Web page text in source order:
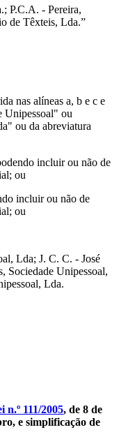
P.C.A. - Pereira,
de Têxteis, Lda.”
nas alíneas a, b e c e
Unipessoal" ou
ou da abreviatura
incluir ou não de
ou
incluir ou não de
ou
Lda; J. C. C. - José
Sociedade Unipessoal,
Lda.
n.º 111/2005, de 8 de
e simplificação de